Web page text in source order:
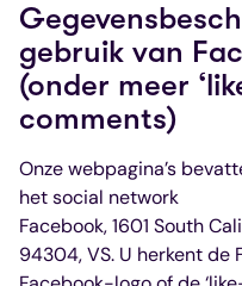
gebruik van
(onder meer
comments)
Onze webpagina’s
het social network
Facebook, 1601 South
94304, VS. U herkent